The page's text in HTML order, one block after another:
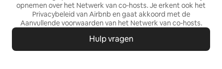
opnemen over het Netwerk van co‑hosts. Je erkent ook het
Privacybeleid van Airbnb en gaat akkoord met de
Aanvullende voorwaarden van het Netwerk van co-hosts.
Hulp vragen